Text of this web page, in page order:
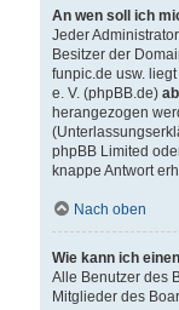
An wen soll ich
Jeder
Besitzer der
funpic.de usw.
e. V. (phpBB.de)
herangezogen
phpBB Limited
knappe Antwort
Nach oben
Wie kann ich
Alle Benutzer des
Mitglieder des